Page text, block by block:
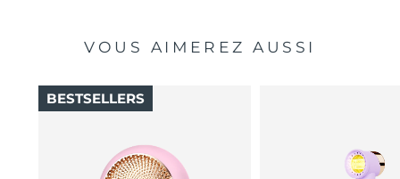
VOUS AIMEREZ AUSSI
BESTSELLERS